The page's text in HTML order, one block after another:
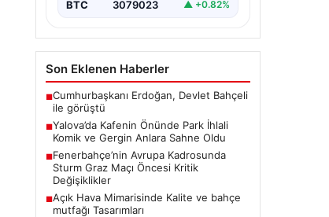
BTC 3079023 ▲ +0.82%
Son Eklenen Haberler
■Cumhurbaşkanı Erdoğan, Devlet Bahçeli
ile görüştü
■Yalova’da Kafenin Önünde Park İhlali
Komik ve Gergin Anlara Sahne Oldu
■Fenerbahçe’nin Avrupa Kadrosunda
Sturm Graz Maçı Öncesi Kritik
Değişiklikler
■Açık Hava Mimarisinde Kalite ve bahçe
mutfağı Tasarımları